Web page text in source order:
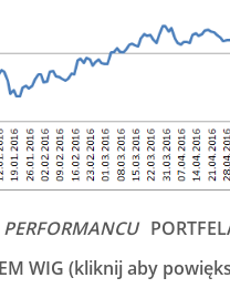
PERFORMANCU
WIG (kliknij aby